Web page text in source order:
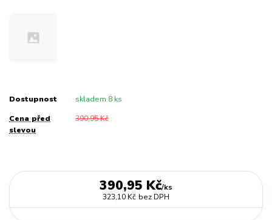
Dostupnost skladem 8 ks
Cena před
slevou
390,95 Kč
390,95 Kč/ks
323,10 Kč bez DPH